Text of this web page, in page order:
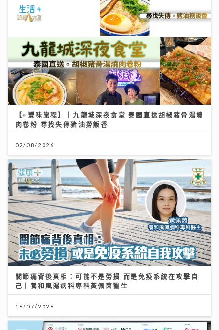
【#豐味旅程】｜九龍城深夜食堂 泰國直送胡椒豬骨湯燒
肉卷粉 尋找失傳豬油撈飯香
02/08/2026
關節痛背後真相：可能不是勞損 而是免疫系統在攻擊自
己｜養和風濕病科專科黃佩茵醫生
16/07/2026